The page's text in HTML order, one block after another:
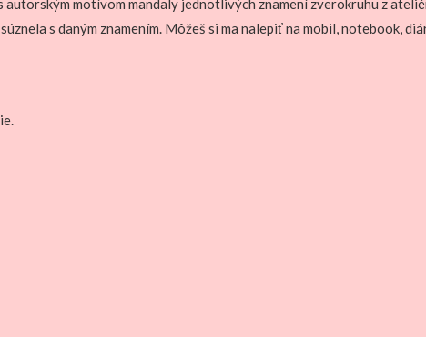
autorským motívom mandaly jednotlivých znamení zverokruhu z
s daným znamením. Môžeš si ma nalepiť na mobil, notebook,